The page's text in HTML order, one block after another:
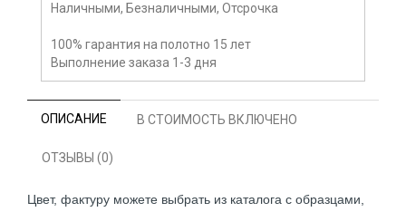
Наличными, Безналичными, Отсрочка
100% гарантия на полотно 15 лет
Выполнение заказа 1-3 дня
ОПИСАНИЕ В СТОИМОСТЬ ВКЛЮЧЕНО
ОТЗЫВЫ (0)
Цвет, фактуру можете выбрать из каталога с образцами,